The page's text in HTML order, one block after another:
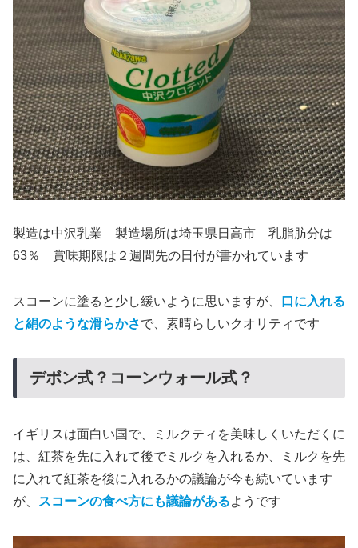
製造は中沢乳業 製造場所は埼玉県日高市 乳脂肪分は
63％ 賞味期限は２週間先の日付が書かれています
スコーンに塗ると少し緩いように思いますが、
口に入れる
と絹のような滑らかさで、素晴らしいクオリティです
デボン式？コーンウォール式？
イギリスは面白い国で、ミルクティを美味しくいただくに
は、紅茶を先に入れて後でミルクを入れるか、ミルクを先
に入れて紅茶を後に入れるかの議論が今も続いています
が、
スコーンの食べ方にも議論があるようです